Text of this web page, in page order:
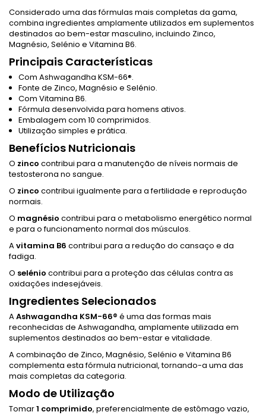
Considerado uma das fórmulas mais completas da gama,
combina ingredientes amplamente utilizados em suplementos
destinados ao bem-estar masculino, incluindo Zinco,
Magnésio, Selénio e Vitamina B6.
Principais Características
Com Ashwagandha KSM-66®.
Fonte de Zinco, Magnésio e Selénio.
Com Vitamina B6.
Fórmula desenvolvida para homens ativos.
Embalagem com 10 comprimidos.
Utilização simples e prática.
Benefícios Nutricionais
O zinco contribui para a manutenção de níveis normais de
testosterona no sangue.
O zinco contribui igualmente para a fertilidade e reprodução
normais.
O magnésio contribui para o metabolismo energético normal
e para o funcionamento normal dos músculos.
Avitamina B6 contribui para a redução do cansaço e da
fadiga.
O selénio contribui para a proteção das células contra as
oxidações indesejáveis.
Ingredientes Selecionados
AAshwagandha KSM-66® é uma das formas mais
reconhecidas de Ashwagandha, amplamente utilizada em
suplementos destinados ao bem-estar e vitalidade.
A combinação de Zinco, Magnésio, Selénio e Vitamina B6
complementa esta fórmula nutricional, tornando-a uma das
mais completas da categoria.
Modo de Utilização
Tomar1 comprimido, preferencialmente de estômago vazio,